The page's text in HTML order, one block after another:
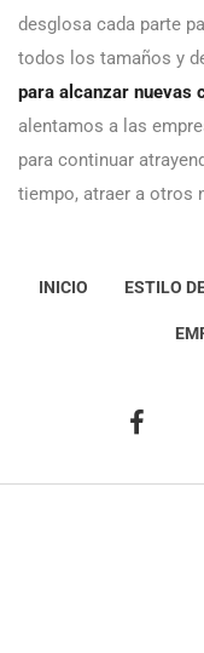
desglosa cada parte
todos los tamaños y
para alcanzar nuevas
alentamos a las
para continuar
tiempo, atraer a otros
INICIO ESTILO